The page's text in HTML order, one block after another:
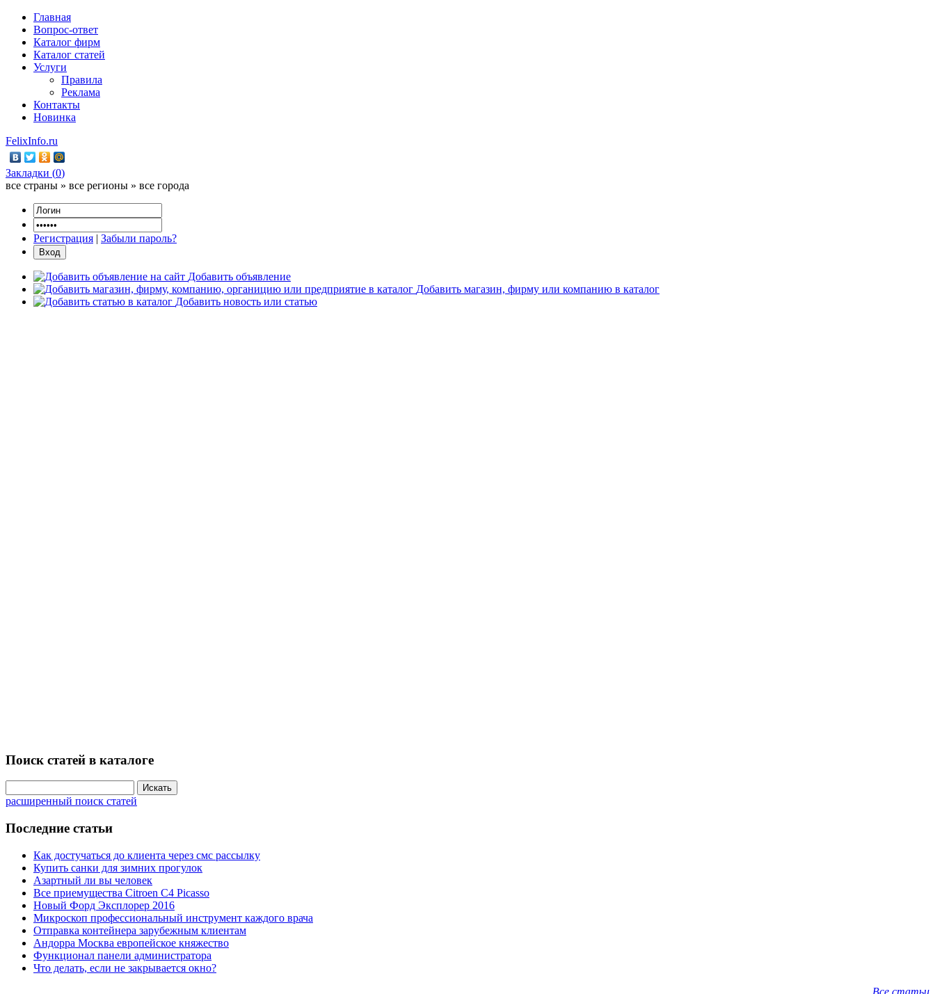
Главная
Вопрос-ответ
Каталог фирм
Каталог статей
Услуги
Правила
Реклама
Контакты
Новинка
FelixInfo.ru
Закладки (0)
все страны » все регионы » все города
Регистрация | Забыли пароль?
Добавить объявление
Добавить магазин, фирму или компанию в каталог
Добавить новость или статью
Поиск статей в каталоге
расширенный поиск статей
Последние статьи
Как достучаться до клиента через смс рассылку
Купить санки для зимних прогулок
Азартный ли вы человек
Все приемущества Сitroen C4 Picasso
Новый Форд Эксплорер 2016
Микроскоп профессиональный инструмент каждого врача
Отправка контейнера зарубежным клиентам
Андорра Москва европейское княжество
Функционал панели администратора
Что делать, если не закрывается окно?
Все статьи